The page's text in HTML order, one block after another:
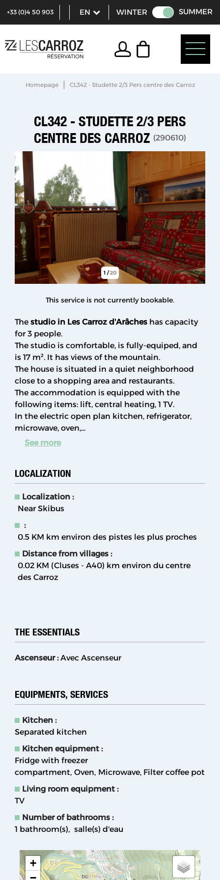
+33 (0)4 50 903 WINTER SUMMER
Homepage | CL342 - Studette 2/3 Pers centre des Carroz
CL342 - STUDETTE 2/3 PERS
CENTRE DES CARROZ (290610)
1 /20
This service is not currently bookable.
The studio in Les Carroz d'Arâches has capacity
for 3 people.
The studio is comfortable, is fully-equiped, and
is 17 m². It has views of the mountain.
The house is situated in a quiet neighborhood
close to a shopping area and restaurants.
The accommodation is equipped with the
following items: lift, central heating, 1 TV.
In the electric open plan kitchen, refrigerator,
microwave, oven,...
See more
LOCALIZATION
Localization :
Near Skibus
:
0.5 KM km environ des pistes les plus proches
Distance from villages :
0.02 KM (Cluses - A40) km environ du centre
des Carroz
THE ESSENTIALS
Ascenseur: Avec Ascenseur
EQUIPMENTS, SERVICES
Kitchen :
Separated kitchen
Kitchen equipment :
Fridge with freezer
compartment Oven Microwave Filter coffee pot
Living room equipment :
TV
Number of bathrooms :
1 bathroom(s) salle(s) d'eau
+